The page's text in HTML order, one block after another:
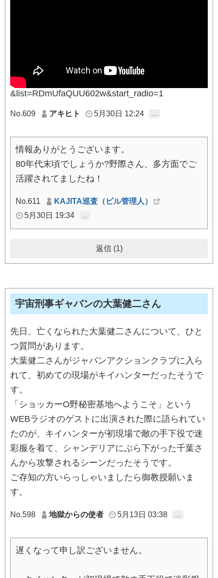
&list=RDmUfaQUU602w&start_radio=1
No.609 アキヒト 5月30日 12:24 …
情報ありがとうございます。
80年代末頃でしょうか?野際さん、多方面でご
活躍されてましたね！
No.611
KAJITA巡査（ビル管理人）
5月30日 19:34
…
返信 (1)
宇宙刑事ギャバンの大葉健二さん
先日、亡くなられた大葉健二さんについて、ひと
つ質問があります。
大葉健二さんがジャパンアクションクラブに入ら
れて、初めての現場がキイハンターだったそうで
す。
「ショッカーO野秘密基地へようこそ」という
WEBラジオのゲストに出演された際に語られてい
たのが、キイハンターが初現場で敵の手下役で迷
彩服を着て、シャンデリアにぶら下がった千葉さ
んから攻撃されるシーンだったそうです。
ご存知の方いらっしゃいましたら御教授願いま
す。
No.598 地獄からの使者 5月13日 03:38 …
遅くなって申し訳ございません。